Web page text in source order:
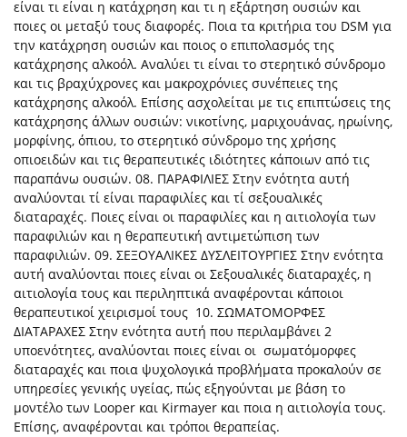
είναι τι είναι η κατάχρηση και τι η εξάρτηση ουσιών και
ποιες οι μεταξύ τους διαφορές. Ποια τα κριτήρια του DSM για
την κατάχρηση ουσιών και ποιος ο επιπολασμός της
κατάχρησης αλκοόλ. Αναλύει τι είναι το στερητικό σύνδρομο
και τις βραχύχρονες και μακροχρόνιες συνέπειες της
κατάχρησης αλκοόλ. Επίσης ασχολείται με τις επιπτώσεις της
κατάχρησης άλλων ουσιών: νικοτίνης, μαριχουάνας, ηρωίνης,
μορφίνης, όπιου, το στερητικό σύνδρομο της χρήσης
οπιοειδών και τις θεραπευτικές ιδιότητες κάποιων από τις
παραπάνω ουσιών. 08. ΠΑΡΑΦΙΛΙΕΣ Στην ενότητα αυτή
αναλύονται τί είναι παραφιλίες και τί σεξουαλικές
διαταραχές. Ποιες είναι οι παραφιλίες και η αιτιολογία των
παραφιλιών και η θεραπευτική αντιμετώπιση των
παραφιλιών. 09. ΣΕΞΟΥΑΛΙΚΕΣ ΔΥΣΛΕΙΤΟΥΡΓΙΕΣ Στην ενότητα
αυτή αναλύονται ποιες είναι οι Σεξουαλικές διαταραχές, η
αιτιολογία τους και περιληπτικά αναφέρονται κάποιοι
θεραπευτικοί χειρισμοί τους 10. ΣΩΜΑΤΟΜΟΡΦΕΣ
ΔΙΑΤΑΡΑΧΕΣ Στην ενότητα αυτή που περιλαμβάνει 2
υποενότητες, αναλύονται ποιες είναι οι σωματόμορφες
διαταραχές και ποια ψυχολογικά προβλήματα προκαλούν σε
υπηρεσίες γενικής υγείας, πώς εξηγούνται με βάση το
μοντέλο των Looper και Kirmayer και ποια η αιτιολογία τους.
Επίσης, αναφέρονται και τρόποι θεραπείας.